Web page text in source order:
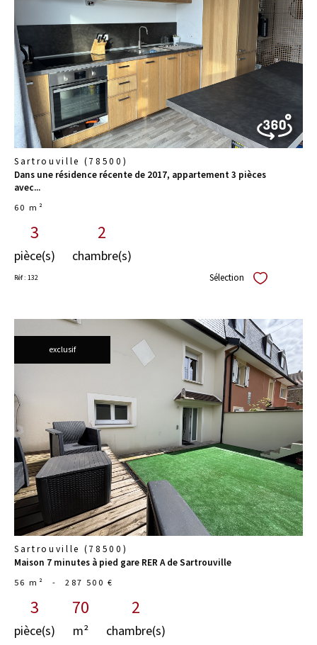
voir le
bien
Sartrouville (78500)
Dans une résidence récente de 2017, appartement 3 pièces
avec...
60 m²
3
pièce(s)
2
chambre(s)
Réf : 132 Sélection Sélectionner
exclusif
voir le
bien
Sartrouville (78500)
Maison 7 minutes à pied gare RER A de Sartrouville
56 m² - 287 500 €
3
pièce(s)
70
m²
2
chambre(s)